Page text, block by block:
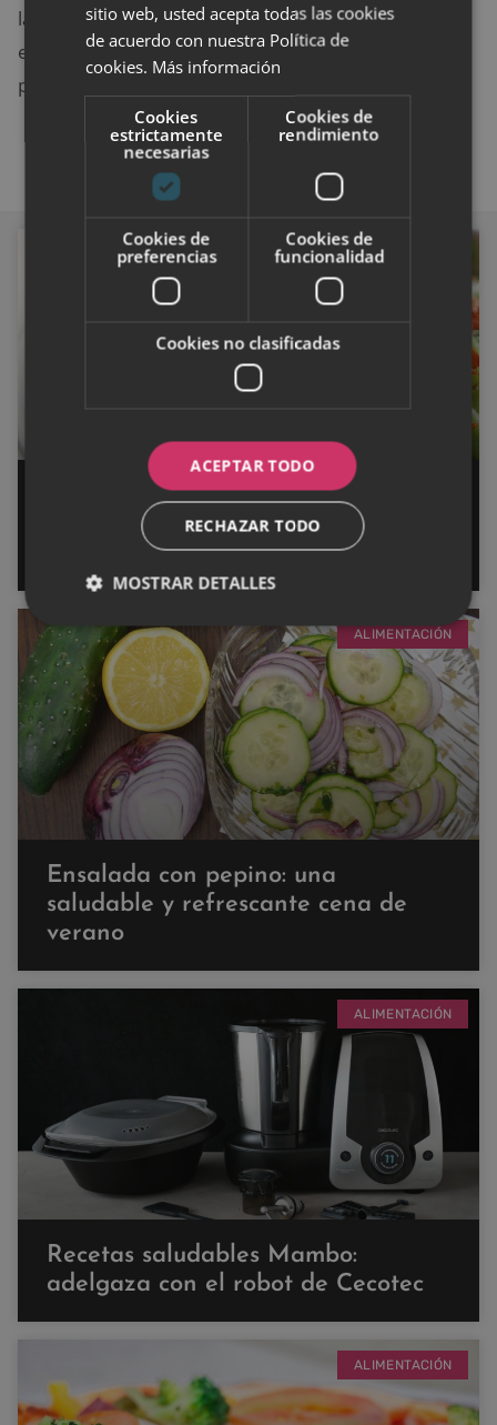
las últimas tendencias nutricionales, y te permite
establecer un registro de comidas y sincronizar tu
peso.
ALIMENTACIÓN
Receta de ensalada de judías
verdes: un plato fácil, saludable y
ALIMENTACIÓN
Ensalada con pepino: una
saludable y refrescante cena de
verano
ALIMENTACIÓN
Recetas saludables Mambo:
adelgaza con el robot de Cecotec
ALIMENTACIÓN
sitio web, usted acepta todas las cookies
de acuerdo con nuestra Política de
cookies. Más información
Cookies
estrictamente
necesarias
Cookies de
rendimiento
Cookies de
preferencias
Cookies de
funcionalidad
Cookies no clasificadas
ACEPTAR TODO
RECHAZAR TODO
MOSTRAR DETALLES